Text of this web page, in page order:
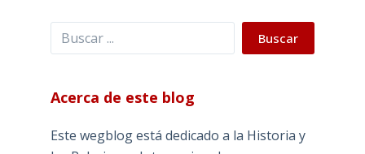
Buscar Buscar
Acerca de este blog
Este wegblog está dedicado a la Historia y